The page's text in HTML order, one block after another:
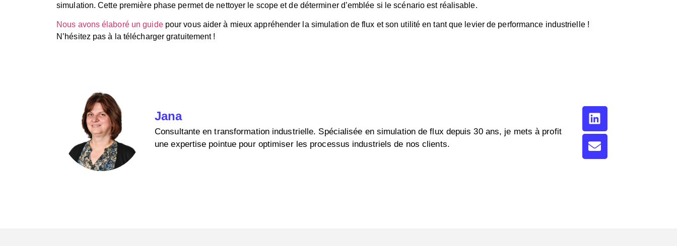
simulation. Cette première phase permet de nettoyer le scope et de déterminer d’emblée si le scénario est réalisable.
Nous avons élaboré un guidepour vous aider à mieux appréhender la simulation de flux et son utilité en tant que levier de performance industrielle !
N’hésitez pas à la télécharger gratuitement !
Jana
Consultante en transformation industrielle. Spécialisée en simulation de flux depuis 30 ans, je mets à profit
une expertise pointue pour optimiser les processus industriels de nos clients.